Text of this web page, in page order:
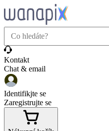
Kontakt
Chat & email
Identifikjte se
Zaregistrujte se